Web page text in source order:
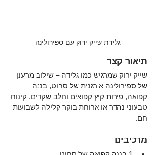
גלידת שייק ירוק עם ספירולינה
תיאור קצר
שייק ירוק שמרגיש כמו גלידה – שילוב מרענן
של ספירולינה אורגנית של סחוט, בננה
קפואה, פירות קיץ קפואים וחלב שקדים. קינוח
טבעוני נהדר או ארוחת בוקר קלילה לשבועות
חם.
מרכיבים